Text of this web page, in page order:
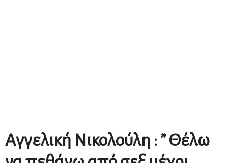
Aγγελική Νικολούλη : ” Θέλω